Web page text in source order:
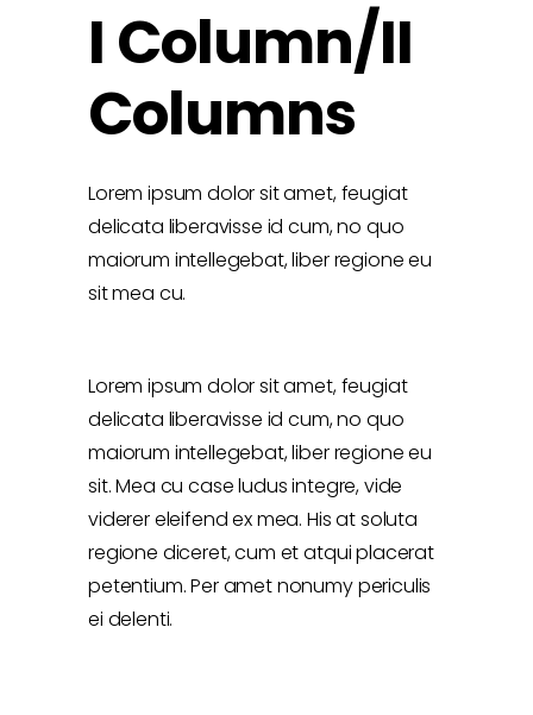
I Column/II
Columns
Lorem ipsum dolor sit amet, feugiat
delicata liberavisse id cum, no quo
maiorum intellegebat, liber regione eu
sit mea cu.
Lorem ipsum dolor sit amet, feugiat
delicata liberavisse id cum, no quo
maiorum intellegebat, liber regione eu
sit. Mea cu case ludus integre, vide
viderer eleifend ex mea. His at soluta
regione diceret, cum et atqui placerat
petentium. Per amet nonumy periculis
ei delenti.